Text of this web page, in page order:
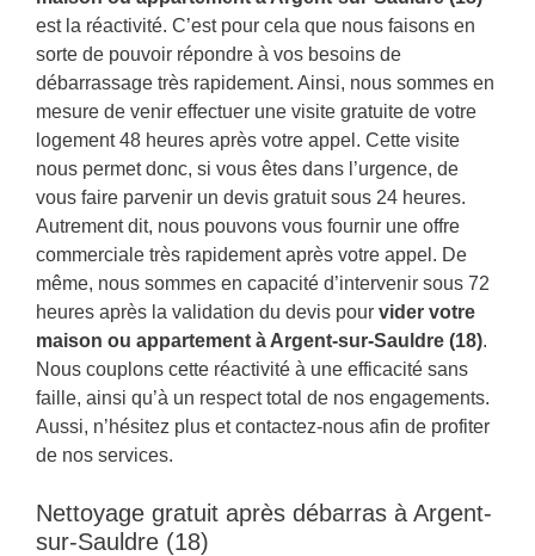
est la réactivité. C’est pour cela que nous faisons en
sorte de pouvoir répondre à vos besoins de
débarrassage très rapidement. Ainsi, nous sommes en
mesure de venir effectuer une visite gratuite de votre
logement 48 heures après votre appel. Cette visite
nous permet donc, si vous êtes dans l’urgence, de
vous faire parvenir un devis gratuit sous 24 heures.
Autrement dit, nous pouvons vous fournir une offre
commerciale très rapidement après votre appel. De
même, nous sommes en capacité d’intervenir sous 72
heures après la validation du devis pour vider votre
maison ou appartement à Argent-sur-Sauldre (18).
Nous couplons cette réactivité à une efficacité sans
faille, ainsi qu’à un respect total de nos engagements.
Aussi, n’hésitez plus et contactez-nous afin de profiter
de nos services.
Nettoyage gratuit après débarras à Argent-
sur-Sauldre (18)